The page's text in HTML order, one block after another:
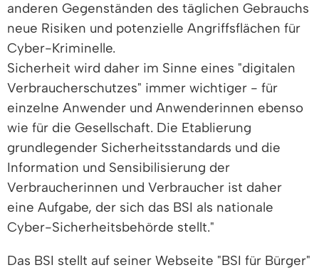
anderen Gegenständen des täglichen Gebrauchs
neue Risiken und potenzielle Angriffsflächen für
Cyber-Kriminelle.
Sicherheit wird daher im Sinne eines "digitalen
Verbraucherschutzes" immer wichtiger - für
einzelne Anwender und Anwenderinnen ebenso
wie für die Gesellschaft. Die Etablierung
grundlegender Sicherheitsstandards und die
Information und Sensibilisierung der
Verbraucherinnen und Verbraucher ist daher
eine Aufgabe, der sich das BSI als nationale
Cyber-Sicherheitsbehörde stellt."
Das BSI stellt auf seiner Webseite "BSI für Bürger"